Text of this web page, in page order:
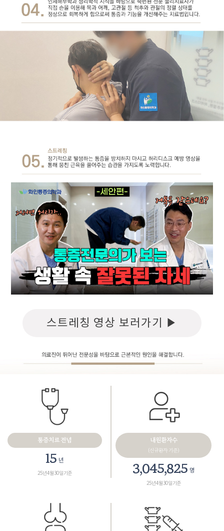
스트레칭 영상 보러가기 ▶
통증치료 전념
18 년
25년 4월 30일 기준
내원환자수
(신규환자 기준)
3,461,165명
25년 4월 30일 기준